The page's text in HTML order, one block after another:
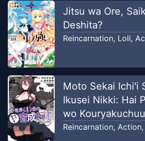
Chapter24
Cunny Moment x Yumekomik
Chapter23
Cunny Moment x Yumekomik
Chapter22
Cunny Moment x Yumekomik
Chapter21
Cunny Moment x Yumekomik
Jitsu wa Ore,
Deshita?
Reincarnation, Loli,
Moto Sekai Ichi'i
Ikusei Nikki: Hai
wo
Reincarnation, Action,